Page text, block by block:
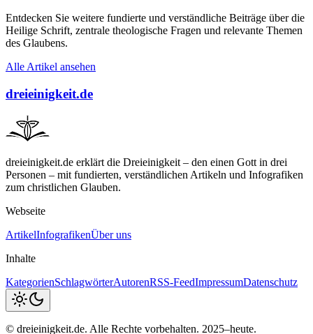
Entdecken Sie weitere fundierte und verständliche Beiträge über die
Heilige Schrift, zentrale theologische Fragen und relevante Themen
des Glaubens.
Alle Artikel ansehen
dreieinigkeit.de
dreieinigkeit.de erklärt die Dreieinigkeit – den einen Gott in drei
Personen – mit fundierten, verständlichen Artikeln und Infografiken
zum christlichen Glauben.
Webseite
ArtikelInfografikenÜber uns
Inhalte
KategorienSchlagwörterAutorenRSS-FeedImpressumDatenschutz
© dreieinigkeit.de. Alle Rechte vorbehalten. 2025–heute.